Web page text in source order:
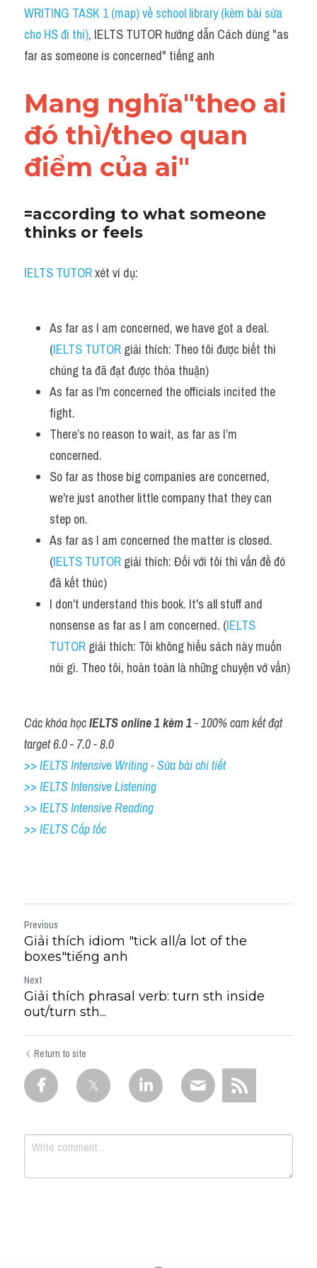
Idiom
Grammar
Word form
Cách dùng từ
Phân biệt từ
Speaking
Writing
Vocabulary
WRITING TASK 1 (map) về school library (kèm bài sửa
cho HS đi thi), IELTS TUTOR hướng dẫn Cách dùng "as
far as someone is concerned" tiếng anh
Mang nghĩa"theo ai
đó thì/theo quan
điểm của ai"
=according to what someone
thinks or feels
IELTS TUTOR xét ví dụ:
As far as I am concerned, we have got a deal.
(IELTS TUTOR giải thích: Theo tôi được biết thì
chúng ta đã đạt được thỏa thuận)
As far as I'm concerned the officials incited the
fight.
There’s no reason to wait, as far as I’m
concerned.
So far as those big companies are concerned,
we're just another little company that they can
step on.
As far as I am concerned the matter is closed.
(IELTS TUTOR giải thích: Đối với tôi thì vấn đề đó
đã kết thúc)
I don't understand this book. It's all stuff and
nonsense as far as I am concerned. (IELTS
TUTOR giải thích: Tôi không hiểu sách này muốn
nói gì. Theo tôi, hoàn toàn là những chuyện vớ vẩn)
Các khóa học IELTS online 1 kèm 1 - 100% cam kết đạt
target 6.0 - 7.0 - 8.0
>> IELTS Intensive Writing - Sửa bài chi tiết
>> IELTS Intensive Listening
>> IELTS Intensive Reading
>> IELTS Cấp tốc
Previous
Giải thích idiom "tick all/a lot of the
boxes"tiếng anh
Next
Giải thích phrasal verb: turn sth inside
out/turn sth...
Return to site